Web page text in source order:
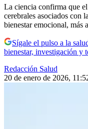
La ciencia confirma que
cerebrales asociados con
bienestar emocional, más
Sígale el pulso a la
bienestar, investigación y
Redacción Salud
20 de enero de 2026,